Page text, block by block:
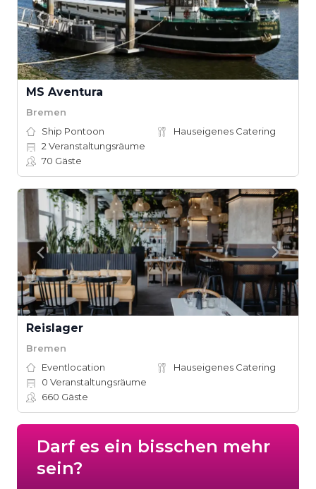
MS Aventura
Bremen
Ship Pontoon
Hauseigenes Catering
2 Veranstaltungsräume
70 Gäste
Reislager
Bremen
Eventlocation
Hauseigenes Catering
0 Veranstaltungsräume
660 Gäste
Darf es ein bisschen mehr
sein?